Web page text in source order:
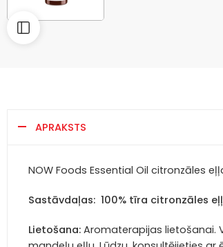
APRAKSTS
NOW Foods Essential Oil citronzāles
Sastāvdaļas: 100% tīra citronzāles
Lietošana: Aromaterapijas lietošanai.